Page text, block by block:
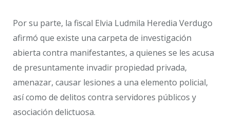
Por su parte, la fiscal Elvia Ludmila Heredia Verdugo
afirmó que existe una carpeta de investigación
abierta contra manifestantes, a quienes se les acusa
de presuntamente invadir propiedad privada,
amenazar, causar lesiones a una elemento policial,
así como de delitos contra servidores públicos y
asociación delictuosa.